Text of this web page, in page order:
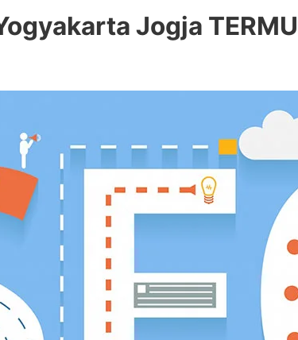
Jogja